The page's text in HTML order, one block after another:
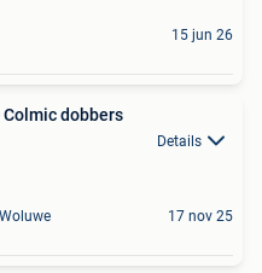
15 jun 26
Colmic dobbers
Details
17 nov 25